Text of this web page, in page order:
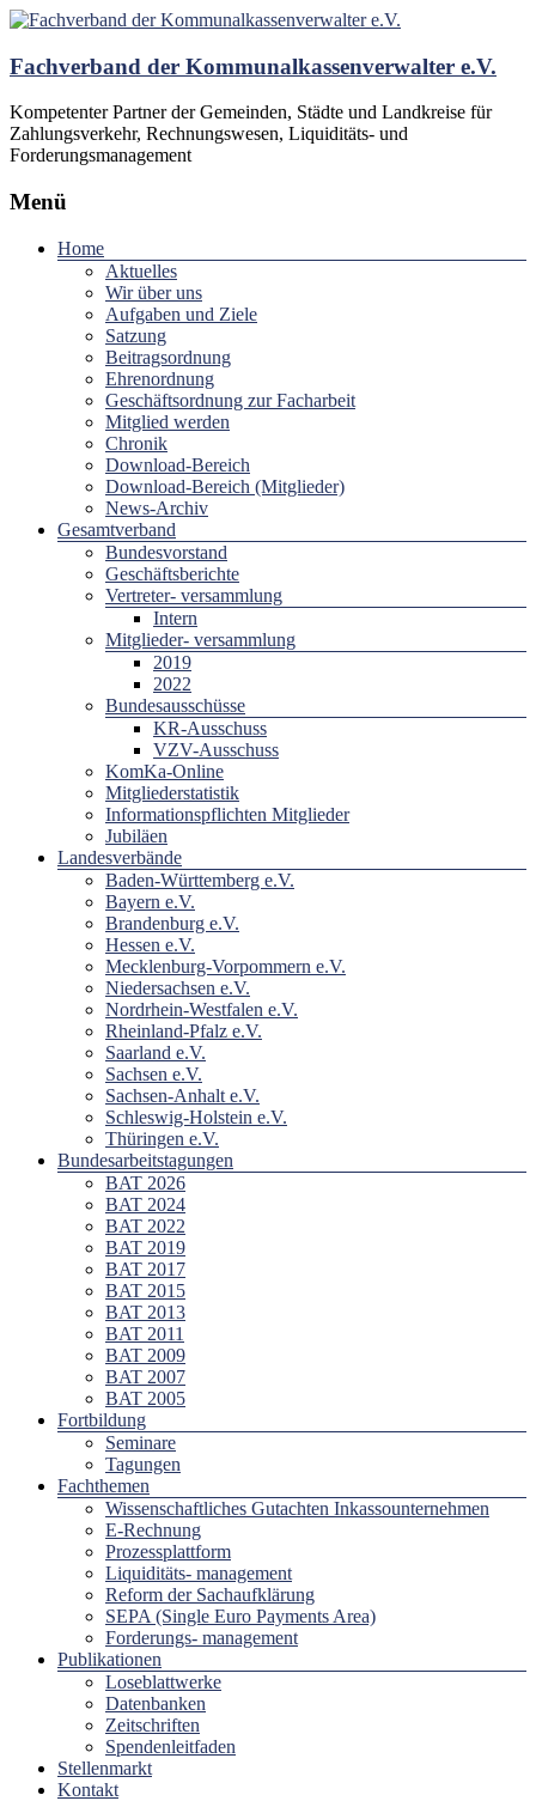
Fachverband der Kommunalkassenverwalter e.V.
Kompetenter Partner der Gemeinden, Städte und Landkreise für
Zahlungsverkehr, Rechnungswesen, Liquiditäts- und
Forderungsmanagement
Menü
Home
Aktuelles
Wir über uns
Aufgaben und Ziele
Satzung
Beitragsordnung
Ehrenordnung
Geschäftsordnung zur Facharbeit
Mitglied werden
Chronik
Download-Bereich
Download-Bereich (Mitglieder)
News-Archiv
Gesamtverband
Bundesvorstand
Geschäftsberichte
Vertreter- versammlung
Intern
Mitglieder- versammlung
2019
2022
Bundesausschüsse
KR-Ausschuss
VZV-Ausschuss
KomKa-Online
Mitgliederstatistik
Informationspflichten Mitglieder
Jubiläen
Landesverbände
Baden-Württemberg e.V.
Bayern e.V.
Brandenburg e.V.
Hessen e.V.
Mecklenburg-Vorpommern e.V.
Niedersachsen e.V.
Nordrhein-Westfalen e.V.
Rheinland-Pfalz e.V.
Saarland e.V.
Sachsen e.V.
Sachsen-Anhalt e.V.
Schleswig-Holstein e.V.
Thüringen e.V.
Bundesarbeitstagungen
BAT 2026
BAT 2024
BAT 2022
BAT 2019
BAT 2017
BAT 2015
BAT 2013
BAT 2011
BAT 2009
BAT 2007
BAT 2005
Fortbildung
Seminare
Tagungen
Fachthemen
Wissenschaftliches Gutachten Inkassounternehmen
E-Rechnung
Prozessplattform
Liquiditäts- management
Reform der Sachaufklärung
SEPA (Single Euro Payments Area)
Forderungs- management
Publikationen
Loseblattwerke
Datenbanken
Zeitschriften
Spendenleitfaden
Stellenmarkt
Kontakt